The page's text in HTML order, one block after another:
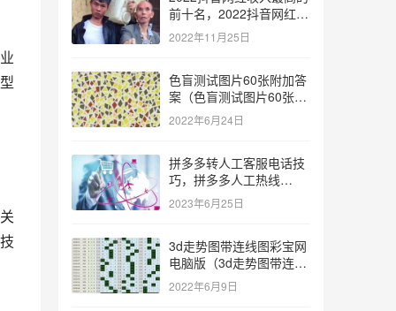
前十名，2022抖音网红收
入最高的前十名有哪些？
2022年11月25日
色盲测试图片60张附加答
案（色盲测试图片60张复
杂）
2022年6月24日
拼多多转人工客服电话技
巧，拼多多人工热线
9541344？
2023年6月25日
3d走势图带连线图彩宝网
电脑版（3d走势图带连线
图彩宝网手机版）
2022年6月9日